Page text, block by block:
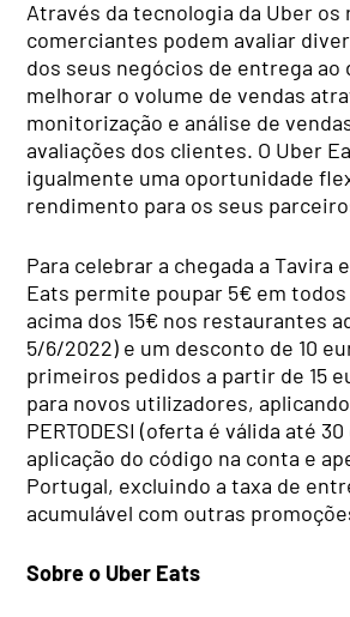
Através da tecnologia da Uber
comerciantes podem avaliar
dos seus negócios de entrega ao
melhorar o volume de vendas
monitorização e análise de
avaliações dos clientes. O Uber
igualmente uma oportunidade
rendimento para os seus
Para celebrar a chegada a Tavira
Eats permite poupar 5€ em
acima dos 15€ nos restaurantes
5/6/2022) e um desconto de 10
primeiros pedidos a partir de 15
para novos utilizadores,
PERTODESI (oferta é válida até
aplicação do código na conta e
Portugal, excluindo a taxa de
acumulável com outras
Sobre o Uber Eats